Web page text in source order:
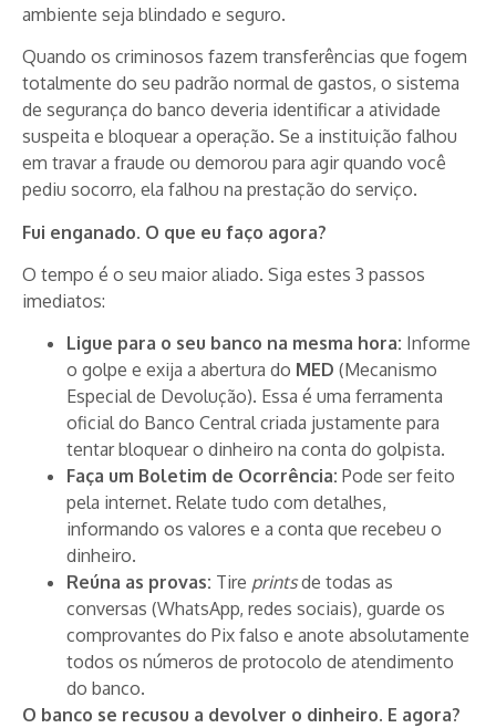
ambiente seja blindado e seguro.
Quando os criminosos fazem transferências que fogem
totalmente do seu padrão normal de gastos, o sistema
de segurança do banco deveria identificar a atividade
suspeita e bloquear a operação. Se a instituição falhou
em travar a fraude ou demorou para agir quando você
pediu socorro, ela falhou na prestação do serviço.
Fui enganado. O que eu faço agora?
O tempo é o seu maior aliado. Siga estes 3 passos
imediatos:
Ligue para o seu banco na mesma hora: Informe
o golpe e exija a abertura do MED (Mecanismo
Especial de Devolução). Essa é uma ferramenta
oficial do Banco Central criada justamente para
tentar bloquear o dinheiro na conta do golpista.
Faça um Boletim de Ocorrência: Pode ser feito
pela internet. Relate tudo com detalhes,
informando os valores e a conta que recebeu o
dinheiro.
Reúna as provas: Tire printsde todas as
conversas (WhatsApp, redes sociais), guarde os
comprovantes do Pix falso e anote absolutamente
todos os números de protocolo de atendimento
do banco.
O banco se recusou a devolver o dinheiro. E agora?